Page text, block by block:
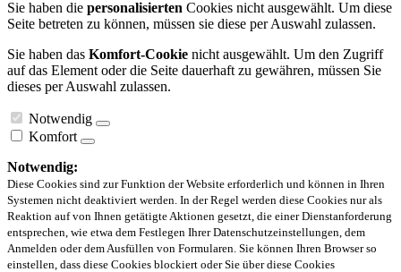
Sie haben die personalisierten Cookies nicht ausgewählt. Um diese
Seite betreten zu können, müssen sie diese per Auswahl zulassen.
Sie haben das Komfort-Cookie nicht ausgewählt. Um den Zugriff
auf das Element oder die Seite dauerhaft zu gewähren, müssen Sie
dieses per Auswahl zulassen.
Notwendig
Komfort
Notwendig:
Diese Cookies sind zur Funktion der Website erforderlich und können in Ihren
Systemen nicht deaktiviert werden. In der Regel werden diese Cookies nur als
Reaktion auf von Ihnen getätigte Aktionen gesetzt, die einer Dienstanforderung
entsprechen, wie etwa dem Festlegen Ihrer Datenschutzeinstellungen, dem
Anmelden oder dem Ausfüllen von Formularen. Sie können Ihren Browser so
einstellen, dass diese Cookies blockiert oder Sie über diese Cookies